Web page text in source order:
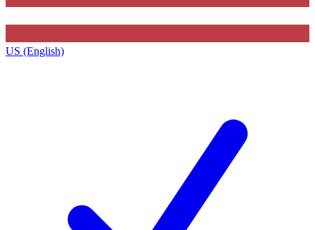
US (English)